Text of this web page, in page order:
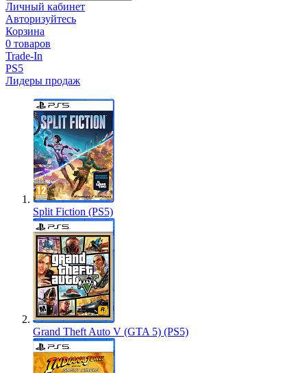
Личный кабинет
Авторизуйтесь
Корзина
0 товаров
Trade-In
PS5
Лидеры продаж
Split Fiction (PS5)
Grand Theft Auto V (GTA 5) (PS5)